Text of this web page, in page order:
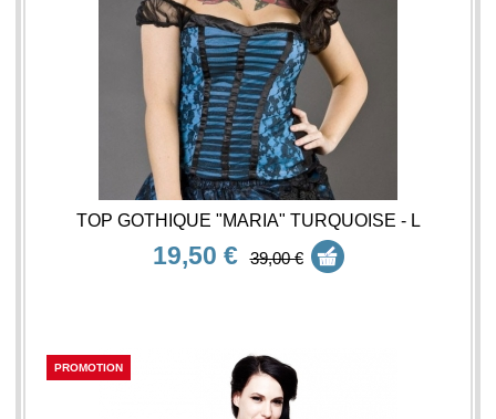
TOP GOTHIQUE "MARIA" TURQUOISE - L
19,50 € 39,00 €
PROMOTION